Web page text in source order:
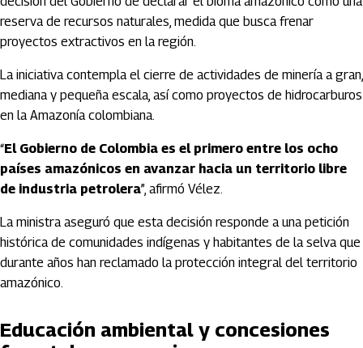
reserva de recursos naturales, medida que busca frenar
proyectos extractivos en la región.
La iniciativa contempla el cierre de actividades de minería a gran,
mediana y pequeña escala, así como proyectos de hidrocarburos
en la Amazonía colombiana.
“El Gobierno de Colombia es el primero entre los ocho
países amazónicos en avanzar hacia un territorio libre
de industria petrolera”, afirmó Vélez.
La ministra aseguró que esta decisión responde a una petición
histórica de comunidades indígenas y habitantes de la selva que
durante años han reclamado la protección integral del territorio
amazónico.
Educación ambiental y concesiones